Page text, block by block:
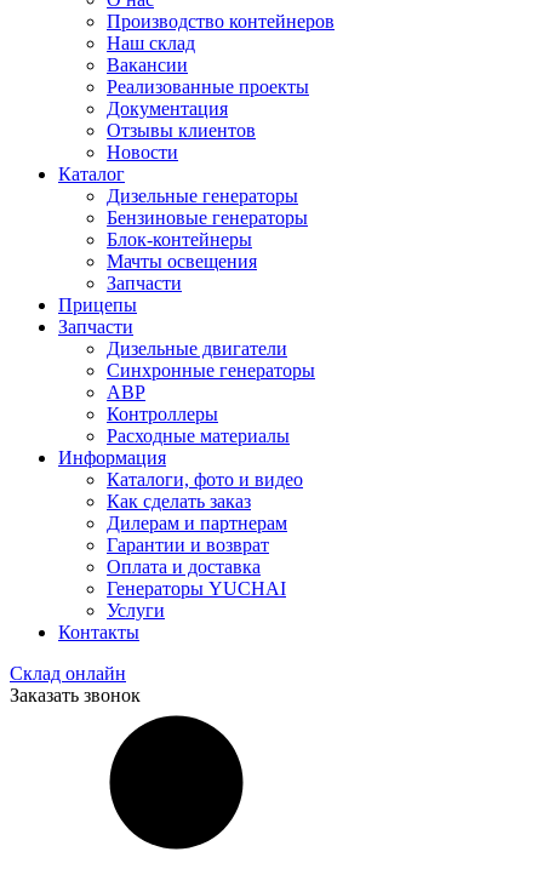
Производство контейнеров
Наш склад
Вакансии
Реализованные проекты
Документация
Отзывы клиентов
Новости
Каталог
Дизельные генераторы
Бензиновые генераторы
Блок-контейнеры
Мачты освещения
Запчасти
Прицепы
Запчасти
Дизельные двигатели
Синхронные генераторы
АВР
Контроллеры
Расходные материалы
Информация
Каталоги, фото и видео
Как сделать заказ
Дилерам и партнерам
Гарантии и возврат
Оплата и доставка
Генераторы YUCHAI
Услуги
Контакты
Склад онлайн
Заказать звонок